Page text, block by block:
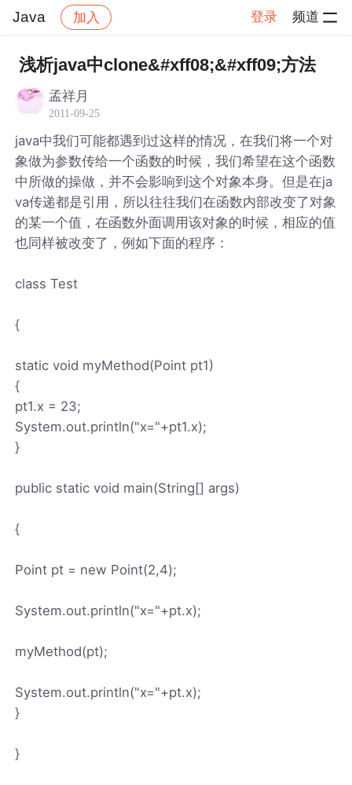
Java 加入 登录 频道
社区 Java
浅析java中clone&#xff08;&#xff09;方法
孟祥月
2011-09-25
java中我们可能都遇到过这样的情况，在我们将一个对
象做为参数传给一个函数的时候，我们希望在这个函数
中所做的操做，并不会影响到这个对象本身。但是在ja
va传递都是引用，所以往往我们在函数内部改变了对象
的某一个值，在函数外面调用该对象的时候，相应的值
也同样被改变了，例如下面的程序：
class Test
{
static void myMethod(Point pt1)
{
pt1.x = 23;
System.out.println("x="+pt1.x);
}
public static void main(String[] args)
{
Point pt = new Point(2,4);
System.out.println("x="+pt.x);
myMethod(pt);
System.out.println("x="+pt.x);
}
}